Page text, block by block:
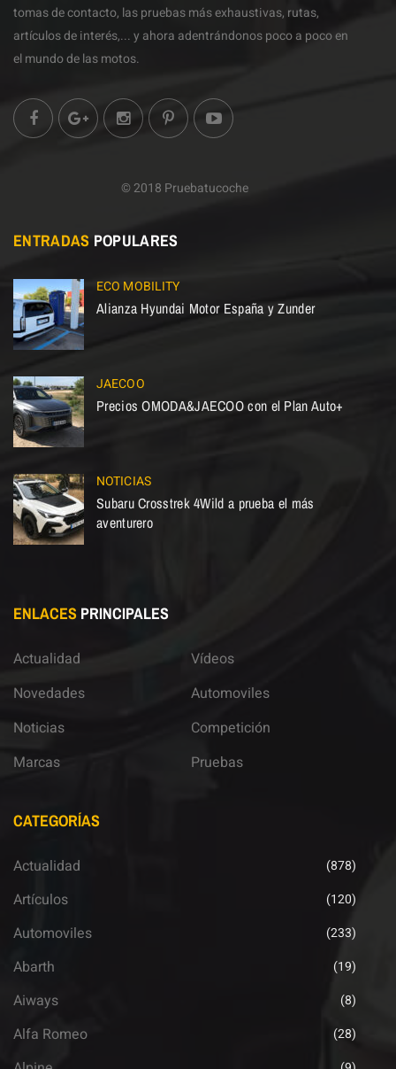
tomas de contacto, las pruebas más exhaustivas, rutas,
artículos de interés,... y ahora adentrándonos poco a poco en
el mundo de las motos.
© 2018 Pruebatucoche
ENTRADAS POPULARES
ECO MOBILITY
Alianza Hyundai Motor España y Zunder
JAECOO
Precios OMODA&JAECOO con el Plan Auto+
NOTICIAS
Subaru Crosstrek 4Wild a prueba el más
aventurero
ENLACES PRINCIPALES
Actualidad
Novedades
Noticias
Marcas
Vídeos
Automoviles
Competición
Pruebas
CATEGORÍAS
Actualidad (878)
Artículos (120)
Automoviles (233)
Abarth (19)
Aiways (8)
Alfa Romeo (28)